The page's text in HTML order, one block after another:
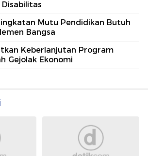
Mutu Pendidikan Butuh
Bangsa
Keberlanjutan Program
Gejolak Ekonomi